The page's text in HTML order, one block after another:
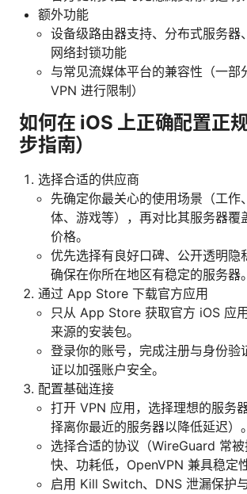
额外功能
设备级路由器支持、分布式服务器
网络封锁功能
与常见流媒体平台的兼容性（一部
VPN 进行限制）
如何在 iOS 上正确配置正
步指南）
选择合适的供应商
先确定你最关心的使用场景（工作
体、游戏等），再对比其服务器覆
价格。
优先选择有良好口碑、公开透明隐
确保在你所在地区有稳定的服务器。
通过 App Store 下载官方应用
只从 App Store 获取官方 iOS 应
来源的安装包。
登录你的账号，完成注册与身份验
证以加强账户安全。
配置基础连接
打开 VPN 应用，选择理想的服务
择离你最近的服务器以降低延迟）。
选择合适的协议（WireGuard 常
快、功耗低，OpenVPN 兼具稳定性
启用 Kill Switch、DNS 泄漏保护